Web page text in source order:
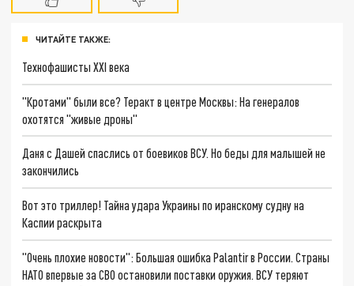
ЧИТАЙТЕ ТАКЖЕ:
Технофашисты XXI века
"Кротами" были все? Теракт в центре Москвы: На генералов
охотятся "живые дроны"
Даня с Дашей спаслись от боевиков ВСУ. Но беды для малышей не
закончились
Вот это триллер! Тайна удара Украины по иранскому судну на
Каспии раскрыта
"Очень плохие новости": Большая ошибка Palantir в России. Страны
НАТО впервые за СВО остановили поставки оружия. ВСУ теряют